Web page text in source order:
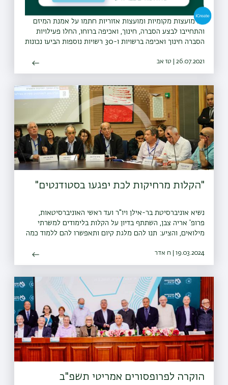
כפורץ דרך
27 מועצות מקומיות ומועצות אזוריות חתמו על אמנת המיזם
והתחייבו לבצע הסברה, חינוך, ואכיפה ברוחו, החלו פעילויות
הסברה חינוך ואכיפה ברשויות ו-30 רשויות נוספות הביעו נכונות
26.07.2021 | טז אב
"הקלות מרחיקות לכת יפגעו בסטודנטים"
נשיא אוניברסיטת בר-אילן ויו"ר ועד ראשי האוניברסיטאות,
פרופ' אריה צבן, השתתף בדיון על הקלות בלימודים למשרתי
מילואים, והציע: תנו להם מלגת קיום ותאפשרו להם ללמוד כמה
19.03.2024 | ח אדר
הוקרה לפרופסורים אמריטי תשפ"ב